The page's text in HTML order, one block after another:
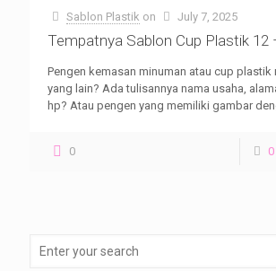
Sablon Plastik on July 7, 2025
Tempatnya Sablon Cup Plastik 12
Pengen kemasan minuman atau cup plastik
yang lain? Ada tulisannya nama usaha,
hp? Atau pengen yang memiliki gambar
0 0